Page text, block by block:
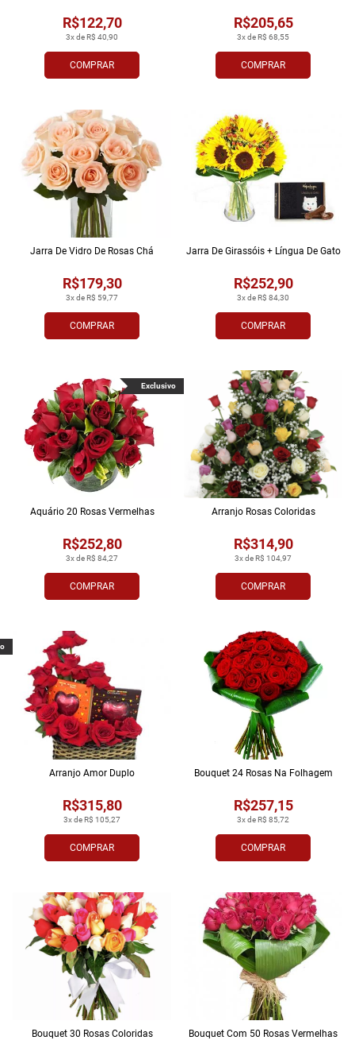
COMPRAR
3x de R$ 40,90
R$122,70
COMPRAR
3x de R$ 68,55
R$205,65
COMPRAR
3x de R$ 59,77
R$179,30
Jarra De Vidro De Rosas Chá
COMPRAR
3x de R$ 84,30
R$252,90
Jarra De Girassóis + Língua De Gato
COMPRAR
3x de R$ 84,27
R$252,80
Aquário 20 Rosas Vermelhas
Exclusivo
COMPRAR
3x de R$ 104,97
R$314,90
Arranjo Rosas Coloridas
COMPRAR
3x de R$ 105,27
R$315,80
Arranjo Amor Duplo
COMPRAR
3x de R$ 85,72
R$257,15
Bouquet 24 Rosas Na Folhagem
Bouquet 30 Rosas Coloridas Bouquet Com 50 Rosas Vermelhas